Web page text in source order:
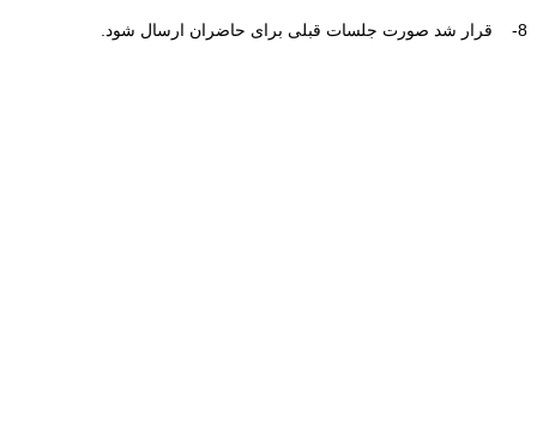
8- قرار شد صورت جلسات قبلی برای حاضران ارسال شود.